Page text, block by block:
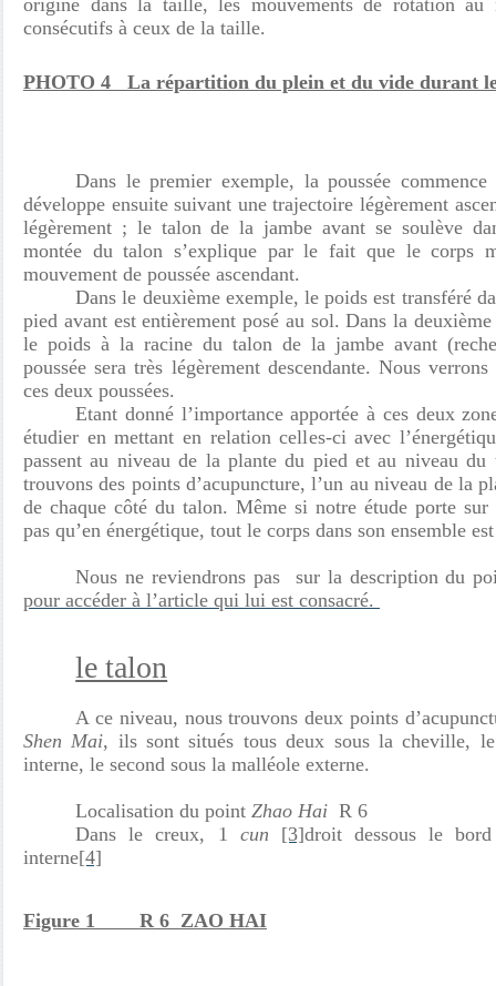
origine dans la taille, les mouvements de rotation au
consécutifs à ceux de la taille.
PHOTO 4 La répartition du plein et du vide durant
Dans le premier exemple, la poussée
développe ensuite suivant une trajectoire légèrement
légèrement ; le talon de la jambe avant se soulève
montée du talon s’explique par le fait que le corps
mouvement de poussée ascendant.
Dans le deuxième exemple, le poids est transféré
pied avant est entièrement posé au sol. Dans la
le poids à la racine du talon de la jambe avant
poussée sera très légèrement descendante. Nous
ces deux poussées.
Etant donné l’importance apportée à ces deux
étudier en mettant en relation celles-ci avec
passent au niveau de la plante du pied et au niveau du
trouvons des points d’acupuncture, l’un au niveau de la
de chaque côté du talon. Même si notre étude porte sur
pas qu’en énergétique, tout le corps dans son ensemble
Nous ne reviendrons pas sur la description du
pour accéder à l’article qui lui est consacré.
le talon
A ce niveau, nous trouvons deux points
Shen Mai, ils sont situés tous deux sous la cheville,
interne, le second sous la malléole externe.
Localisation du pointZhao Hai R 6
Dans le creux, 1 cun [3]droit dessous le
interne[4]
Figure 1 R 6 ZAO HAI